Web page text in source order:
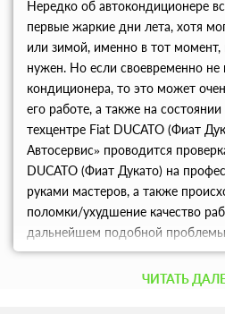
Нередко об автокондиционере
первые жаркие дни лета, хотя
или зимой, именно в тот момент,
нужен. Но если своевременно не
кондиционера, то это может
его работе, а также на
техцентре Fiat DUCATO (Фиат
Автосервис» проводится
DUCATO (Фиат Дукато) на
руками мастеров, а также
поломки/ухудшение качество
дальнейшем подобной
наш автосервис в Москве
лучшее и проверенноеЧИТАТЬ